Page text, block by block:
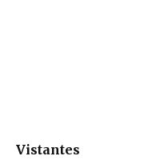
Vistantes